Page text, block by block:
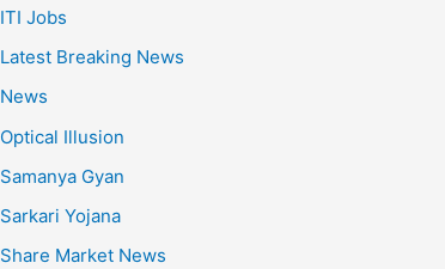
ITI Jobs
Latest Breaking News
News
Optical Illusion
Samanya Gyan
Sarkari Yojana
Share Market News